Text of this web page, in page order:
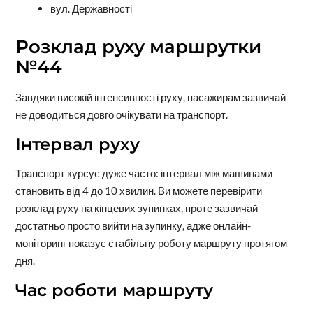
вул. Державності
Розклад руху маршрутки
№44
Завдяки високій інтенсивності руху, пасажирам зазвичай
не доводиться довго очікувати на транспорт.
Інтервал руху
Транспорт курсує дуже часто: інтервал між машинами
становить від 4 до 10 хвилин. Ви можете перевірити
розклад руху на кінцевих зупинках, проте зазвичай
достатньо просто вийти на зупинку, адже онлайн-
моніторинг показує стабільну роботу маршруту протягом
дня.
Час роботи маршруту